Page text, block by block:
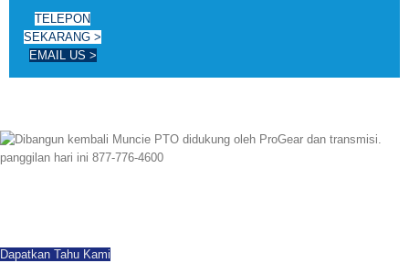
TELEPON
SEKARANG >
EMAIL US >
Dapatkan Tahu Kami